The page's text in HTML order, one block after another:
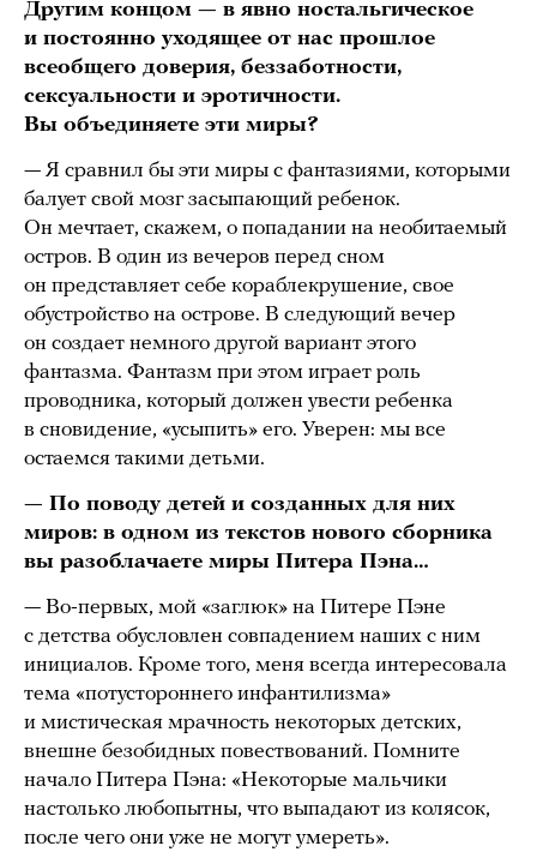
Другим концом — в явно ностальгическое
и постоянно уходящее от нас прошлое
всеобщего доверия, беззаботности,
сексуальности и эротичности.
Вы объединяете эти миры?
— Я сравнил бы эти миры с фантазиями, которыми
балует свой мозг засыпающий ребенок.
Он мечтает, скажем, о попадании на необитаемый
остров. В один из вечеров перед сном
он представляет себе кораблекрушение, свое
обустройство на острове. В следующий вечер
он создает немного другой вариант этого
фантазма. Фантазм при этом играет роль
проводника, который должен увести ребенка
в сновидение, «усыпить» его. Уверен: мы все
остаемся такими детьми.
— По поводу детей и созданных для них
миров: в одном из текстов нового сборника
вы разоблачаете миры Питера Пэна…
— Во-первых, мой «заглюк» на Питере Пэне
с детства обусловлен совпадением наших с ним
инициалов. Кроме того, меня всегда интересовала
тема «потустороннего инфантилизма»
и мистическая мрачность некоторых детских,
внешне безобидных повествований. Помните
начало Питера Пэна: «Некоторые мальчики
настолько любопытны, что выпадают из колясок,
после чего они уже не могут умереть».